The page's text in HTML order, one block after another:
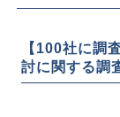
【100社に調
討に関する調